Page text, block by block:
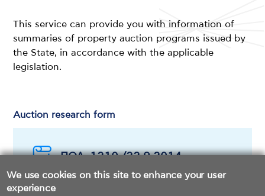
We use cookies on this site to enhance your user
experience
This service can provide you with information of
summaries of property auction programs issued by
the State, in accordance with the applicable
legislation.
Auction research form
ΠΟΛ. 1210 /22.9.2014